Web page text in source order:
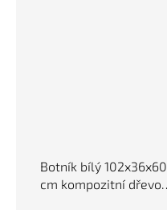
Botník bílý 102x36x60
cm kompozitní dřevo